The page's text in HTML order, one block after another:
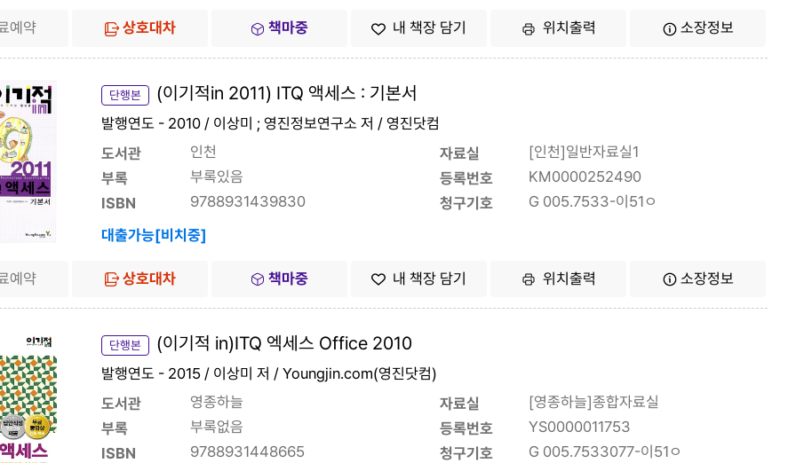
예약 상호대차 책마중 내 책장 담기 위치출력 소장정보
단행본 (이기적in 2011) ITQ 액세스 : 기본서
발행연도 - 2010 / 이상미 ; 영진정보연구소 저 / 영진닷컴
도서관
인천 자료실
[인천]일반자료실1
부록
부록있음 등록번호
KM0000252490
ISBN
9788931439830 청구기호
G 005.7533-이51ㅇ
대출가능[비치중]
예약 상호대차 책마중 내 책장 담기 위치출력 소장정보
단행본 (이기적 in)ITQ 엑세스 Office 2010
발행연도 - 2015 / 이상미 저 / Youngjin.com(영진닷컴)
도서관
영종하늘 자료실
[영종하늘]종합자료실
부록
부록없음 등록번호
YS0000011753
ISBN
9788931448665 청구기호
G 005.7533077-이51ㅇ